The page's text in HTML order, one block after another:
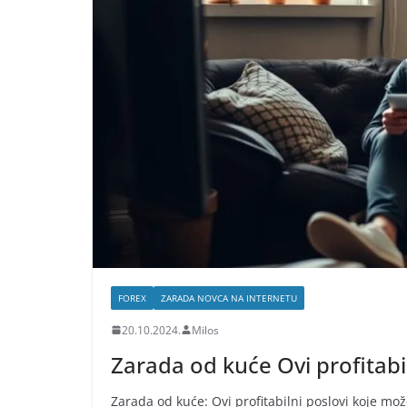
FOREX ZARADA NOVCA NA INTERNETU
20.10.2024. Milos
Zarada od kuće Ovi
Zarada od kuće: Ovi profitabilni poslovi koje